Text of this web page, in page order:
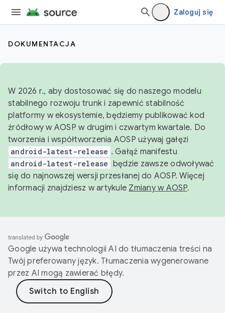
Zaloguj się
DOKUMENTACJA
W 2026 r., aby dostosować się do naszego modelu
stabilnego rozwoju trunk i zapewnić stabilność
platformy w ekosystemie, będziemy publikować kod
źródłowy w AOSP w drugim i czwartym kwartale. Do
tworzenia i współtworzenia AOSP używaj gałęzi
android-latest-release . Gałąź manifestu
android-latest-release będzie zawsze odwoływać
się do najnowszej wersji przesłanej do AOSP. Więcej
informacji znajdziesz w artykule Zmiany w AOSP.
Google używa technologii AI do tłumaczenia treści na
Twój preferowany język. Tłumaczenia wygenerowane
przez AI mogą zawierać błędy.